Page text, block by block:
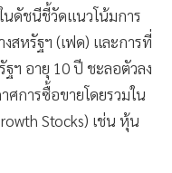
ดัชนีชี้วัดแนวโน้มการ
สหรัฐฯ (เฟด) และการที่
ฯ อายุ 10 ปี ชะลอตัวลง
การซื้อขายโดยรวมใน
Stocks) เช่น หุ้น